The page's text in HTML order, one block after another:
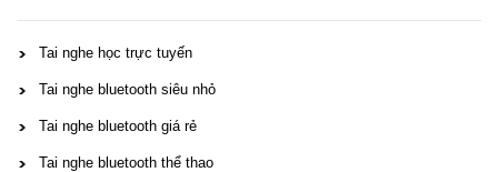
Tai nghe học trực tuyến
Tai nghe bluetooth siêu nhỏ
Tai nghe bluetooth giá rẻ
Tai nghe bluetooth thể thao